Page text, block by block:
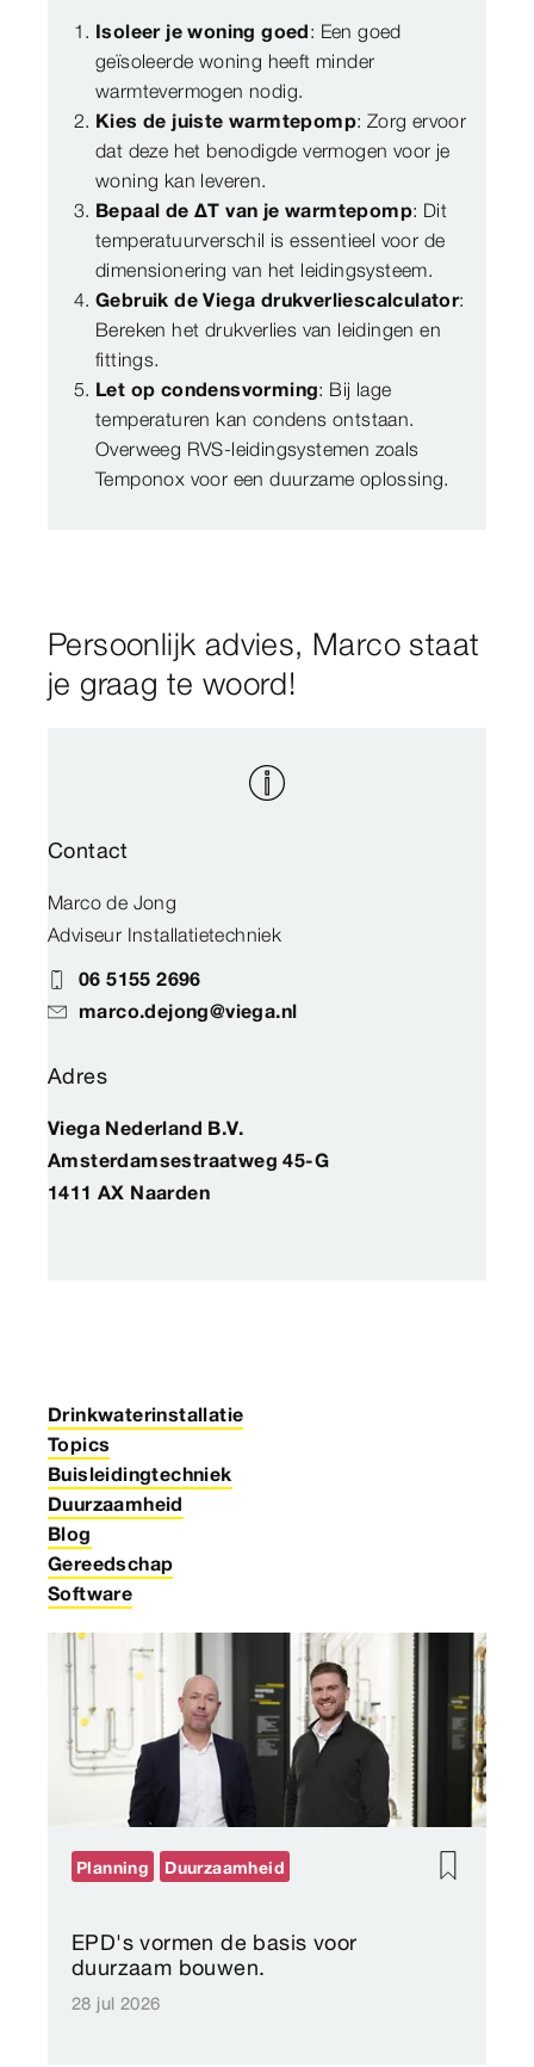
Isoleer je woning goed: Een goed
geïsoleerde woning heeft minder
warmtevermogen nodig.
Kies de juiste warmtepomp: Zorg ervoor
dat deze het benodigde vermogen voor je
woning kan leveren.
Bepaal de ΔT van je warmtepomp: Dit
temperatuurverschil is essentieel voor de
dimensionering van het leidingsysteem.
Gebruik de Viega drukverliescalculator:
Bereken het drukverlies van leidingen en
fittings.
Let op condensvorming: Bij lage
temperaturen kan condens ontstaan.
Overweeg RVS-leidingsystemen zoals
Temponox voor een duurzame oplossing.
Persoonlijk advies, Marco staat
je graag te woord!
Contact
Marco de Jong
Adviseur Installatietechniek
06 5155 2696
marco.dejong@viega.nl
Adres
Viega Nederland B.V.
Amsterdamsestraatweg 45-G
1411 AX Naarden
Drinkwaterinstallatie
Topics
Buisleidingtechniek
Duurzaamheid
Blog
Gereedschap
Software
EPD's vormen de basis voor
duurzaam bouwen.
28 jul 2026
Planning Duurzaamheid